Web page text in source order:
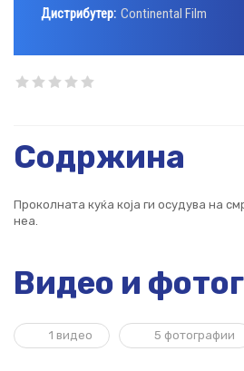
Дистрибутер: Continental Film
Содржина
Проколната куќа која ги осудува на
неа.
Видео и
1 видео 5 фотографии